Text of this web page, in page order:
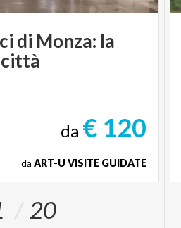
di Monza: la
città
da € 120
da ART-U VISITE GUIDATE
20